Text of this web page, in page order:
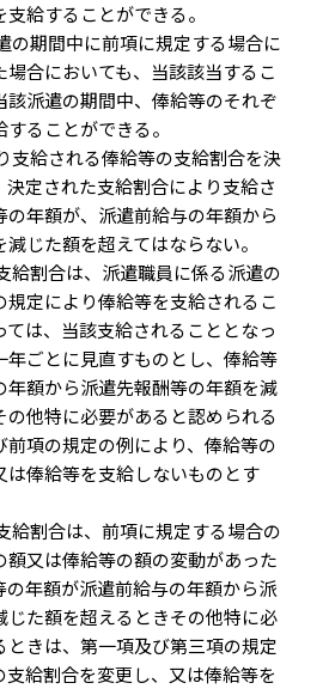
給することができる。
の期間中に前項に規定する場合に
合においても、当該該当するこ
該派遣の期間中、俸給等のそれぞ
ることができる。
支給される俸給等の支給割合を決
定された支給割合により支給さ
年額が、派遣前給与の年額から
じた額を超えてはならない。
給割合は、派遣職員に係る派遣の
定により俸給等を支給されるこ
ては、当該支給されることとなっ
年ごとに見直すものとし、俸給等
年額から派遣先報酬等の年額を減
の他特に必要があると認められる
項の規定の例により、俸給等の
は俸給等を支給しないものとす
給割合は、前項に規定する場合の
額又は俸給等の額の変動があった
の年額が派遣前給与の年額から派
じた額を超えるときその他特に必
ときは、第一項及び第三項の規定
給割合を変更し、又は俸給等を